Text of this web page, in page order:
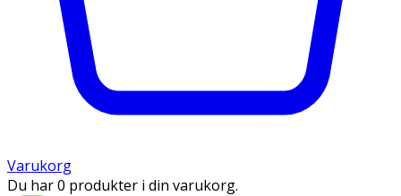
Varukorg
Du har 0 produkter i din varukorg.